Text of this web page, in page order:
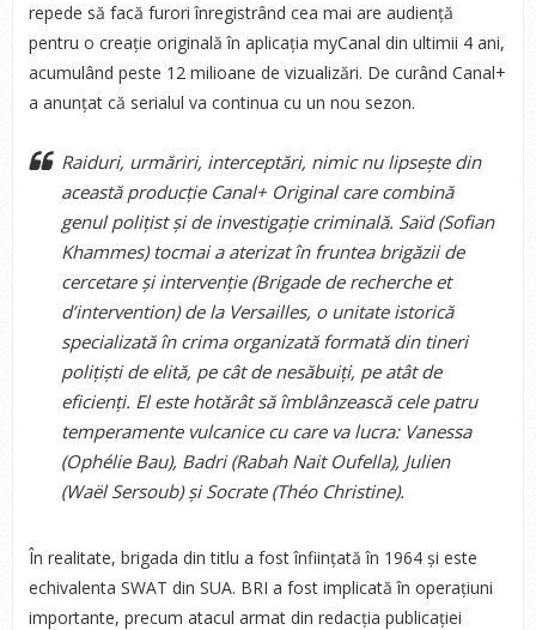
repede să facă furori înregistrând cea mai are audiență
pentru o creație originală în aplicația myCanal din ultimii 4 ani,
acumulând peste 12 milioane de vizualizări. De curând Canal+
a anunțat că serialul va continua cu un nou sezon.
Raiduri, urmăriri, interceptări, nimic nu lipsește din
această producție Canal+ Original care combină
genul polițist și de investigație criminală. Saïd (Sofian
Khammes) tocmai a aterizat în fruntea brigăzii de
cercetare și intervenție (Brigade de recherche et
d’intervention) de la Versailles, o unitate istorică
specializată în crima organizată formată din tineri
polițiști de elită, pe cât de nesăbuiți, pe atât de
eficienți. El este hotărât să îmblânzească cele patru
temperamente vulcanice cu care va lucra: Vanessa
(Ophélie Bau), Badri (Rabah Nait Oufella), Julien
(Waël Sersoub) și Socrate (Théo Christine).
În realitate, brigada din titlu a fost înființată în 1964 și este
echivalenta SWAT din SUA. BRI a fost implicată în operațiuni
importante, precum atacul armat din redacția publicației